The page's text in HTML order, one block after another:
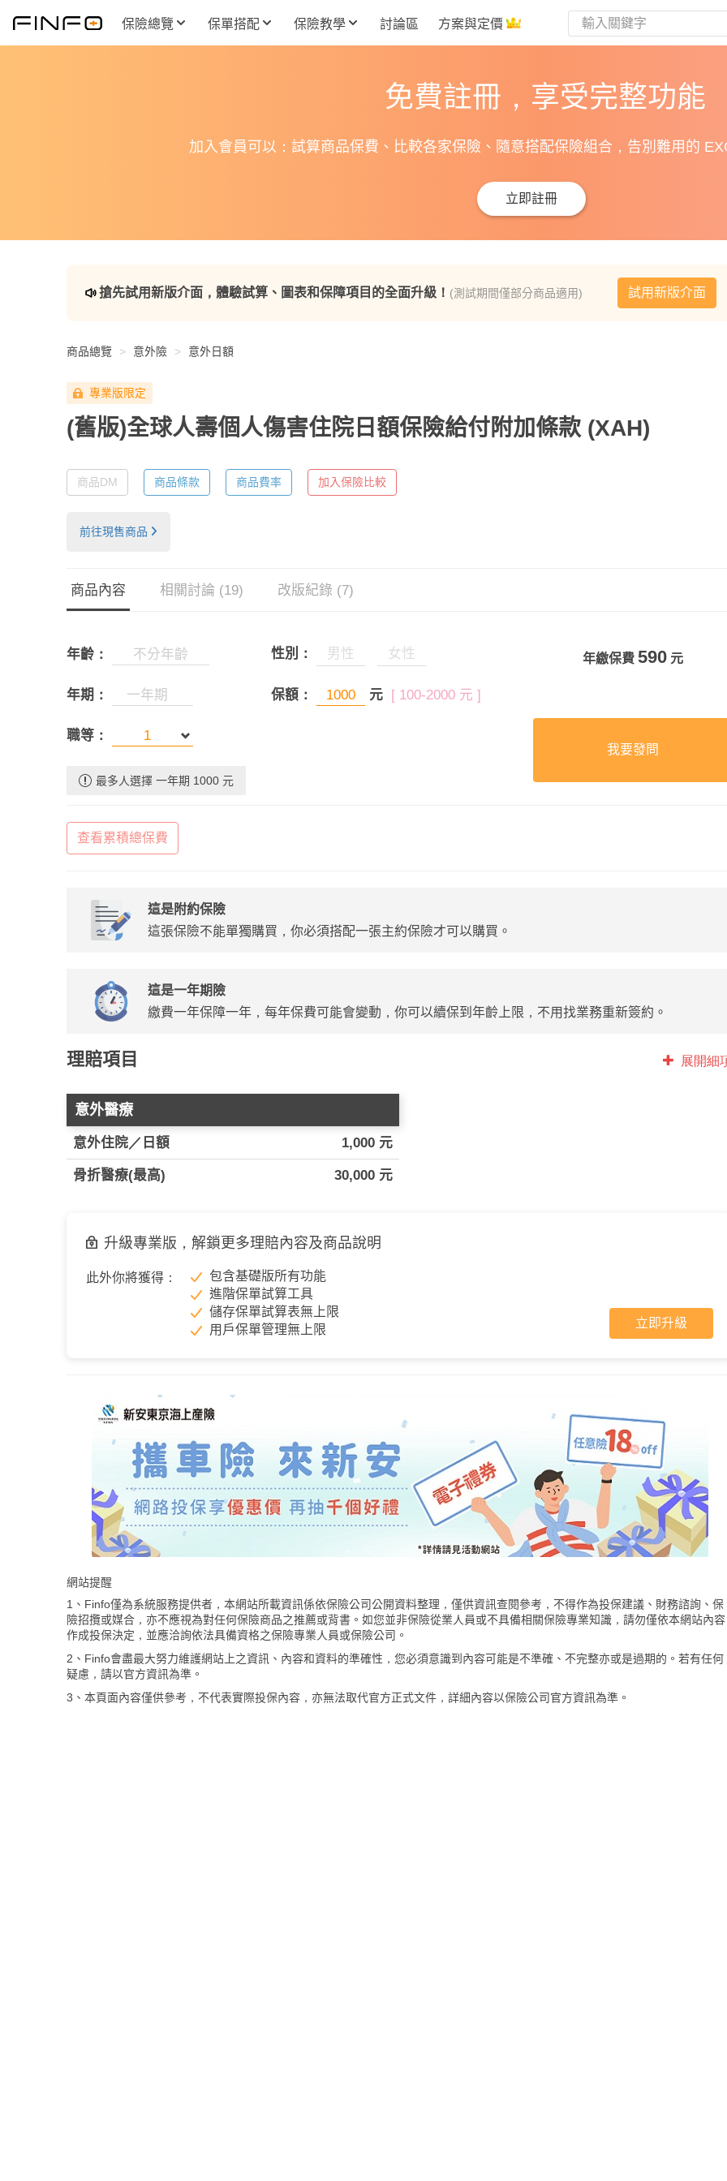
保險總覽 保單搭配 保險教學 討論區 方案與定價
免費註冊，享受完整功能
加入會員可以：試算商品保費、比較各家保險、隨意搭配保險組合，告別難用的
立即註冊
搶先試用新版介面，體驗試算、圖表和保障項目的全面升級！ (測試期間僅部分商品適用) 試用新版介面
商品總覽 意外險 意外日額
專業版限定
(舊版)全球人壽個人傷害住院日額保險給付附加條款 (XAH)
商品DM 商品條款 商品費率 加入保險比較
前往現售商品
商品內容 相關討論 (19) 改版紀錄 (7)
年齡： 性別： 男性 女性
年期： 保額： 元 [ 100-2000 元 ]
職等：
最多人選擇 一年期 1000 元
年繳保費 590元
我要發問
查看累積總保費
這是附約保險
這張保險不能單獨購買，你必須搭配一張主約保險才可以購買。
這是一年期險
繳費一年保障一年，每年保費可能會變動，你可以續保到年齡上限，不用找業務重新簽約。
理賠項目 展開細
意外醫療
意外住院／日額 1,000 元
骨折醫療(最高) 30,000 元
升級專業版，解鎖更多理賠內容及商品說明
此外你將獲得：
包含基礎版所有功能
進階保單試算工具
儲存保單試算表無上限
用戶保單管理無上限
立即升級
網站提醒
1、Finfo僅為系統服務提供者，本網站所載資訊係依保險公司公開資料整理，僅供資訊查閱參考，不得作為投保建議、財務諮詢、保
險招攬或媒合，亦不應視為對任何保險商品之推薦或背書。如您並非保險從業人員或不具備相關保險專業知識，請勿僅依本網站內容
作成投保決定，並應洽詢依法具備資格之保險專業人員或保險公司。
2、Finfo會盡最大努力維護網站上之資訊、內容和資料的準確性，您必須意識到內容可能是不準確、不完整亦或是過期的。若有任何
疑慮，請以官方資訊為準。
3、本頁面內容僅供參考，不代表實際投保內容，亦無法取代官方正式文件，詳細內容以保險公司官方資訊為準。